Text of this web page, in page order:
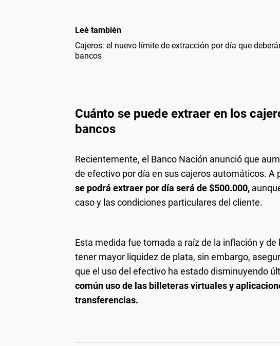
Leé también
Cajeros: el nuevo límite de extracción por día que
bancos
Cuánto se puede extraer en los
bancos
Recientemente, el Banco Nación anunció que
de efectivo por día en sus cajeros automáticos. A
se podrá extraer por día será de $500.000,
caso y las condiciones particulares del cliente.
Esta medida fue tomada a raíz de la inflación y
tener mayor liquidez de plata, sin embargo,
que el uso del efectivo ha estado disminuyendo
común uso de las billeteras virtuales y
transferencias.